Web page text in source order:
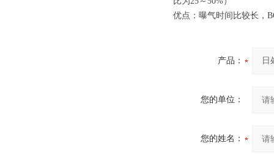
优点：曝气时间比较长，
产品：
您的单位：
您的姓名：